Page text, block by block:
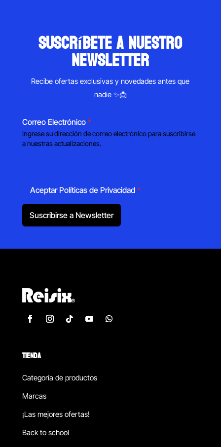
suscríbete a nuestro
newsletter
Recibe ofertas exclusivas y novedades antes que
nadie ✨📩
Correo Electrónico *
Ingrese su dirección de correo electrónico para suscribirse
a nuestras actualizaciones.
Aceptar Políticas de Privacidad *
Suscribirse a Newsletter
TIENDA
Categoría de productos
Marcas
¡Las mejores ofertas!
Back to school